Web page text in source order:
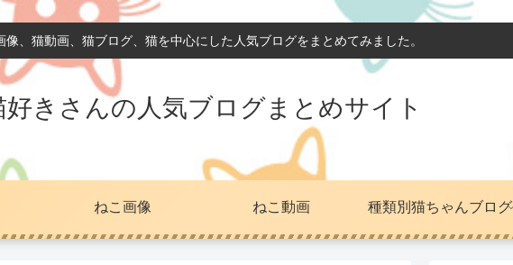
像、猫動画、猫ブログ、猫を中心にした人気ブログをまとめてみました。
好きさんの人気ブログまとめサイト
ねこ画像 ねこ動画 種類別猫ちゃんブログ